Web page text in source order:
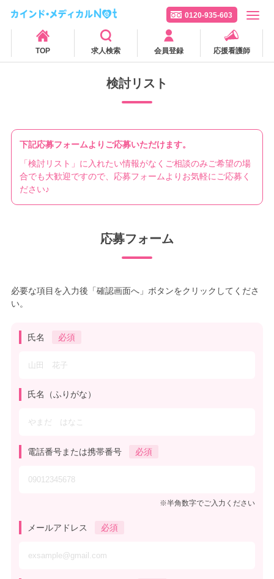
0120-935-603
TOP 求人検索 会員登録 応援看護師
検討リスト
下記応募フォームよりご応募いただけます。
「検討リスト」に入れたい情報がなくご相談のみご希望の場
合でも大歓迎ですので、応募フォームよりお気軽にご応募く
ださい♪
応募フォーム
必要な項目を入力後「確認画面へ」ボタンをクリックしてくださ
い。
氏名 必須
氏名（ふりがな）
電話番号または携帯番号 必須
※半角数字でご入力ください
メールアドレス 必須